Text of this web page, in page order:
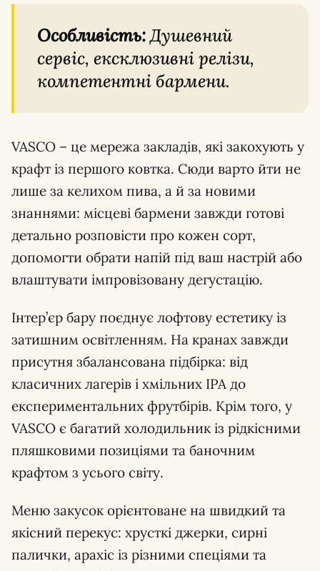
Особливість:Душевний
сервіс, ексклюзивні релізи,
компетентні бармени.
VASCO – це мережа закладів, які закохують у
крафт із першого ковтка. Сюди варто йти не
лише за келихом пива, а й за новими
знаннями: місцеві бармени завжди готові
детально розповісти про кожен сорт,
допомогти обрати напій під ваш настрій або
влаштувати імпровізовану дегустацію.
Інтер’єр бару поєднує лофтову естетику із
затишним освітленням. На кранах завжди
присутня збалансована підбірка: від
класичних лагерів і хмільних IPA до
експериментальних фрутбірів. Крім того, у
VASCO є багатий холодильник із рідкісними
пляшковими позиціями та баночним
крафтом з усього світу.
Меню закусок орієнтоване на швидкий та
якісний перекус: хрусткі джерки, сирні
палички, арахіс із різними спеціями та